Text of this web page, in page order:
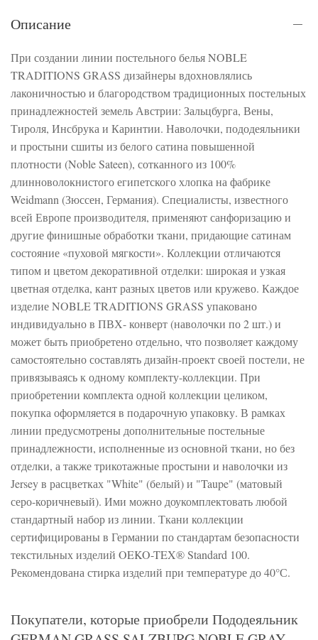
Описание
При создании линии постельного белья NOBLE
TRADITIONS GRASS дизайнеры вдохновлялись
лаконичностью и благородством традиционных постельных
принадлежностей земель Австрии: Зальцбурга, Вены,
Тироля, Инсбрука и Каринтии. Наволочки, пододеяльники
и простыни сшиты из белого сатина повышенной
плотности (Noble Sateen), сотканного из 100%
длинноволокнистого египетского хлопка на фабрике
Weidmann (Зюссен, Германия). Специалисты, известного
всей Европе производителя, применяют санфоризацию и
другие финишные обработки ткани, придающие сатинам
состояние «пуховой мягкости». Коллекции отличаются
типом и цветом декоративной отделки: широкая и узкая
цветная отделка, кант разных цветов или кружево. Каждое
изделие NOBLE TRADITIONS GRASS упаковано
индивидуально в ПВХ- конверт (наволочки по 2 шт.) и
может быть приобретено отдельно, что позволяет каждому
самостоятельно составлять дизайн-проект своей постели, не
привязываясь к одному комплекту-коллекции. При
приобретении комплекта одной коллекции целиком,
покупка оформляется в подарочную упаковку. В рамках
линии предусмотрены дополнительные постельные
принадлежности, исполненные из основной ткани, но без
отделки, а также трикотажные простыни и наволочки из
Jersey в расцветках "White" (белый) и "Taupe" (матовый
серо-коричневый). Ими можно доукомплектовать любой
стандартный набор из линии. Ткани коллекции
сертифицированы в Германии по стандартам безопасности
текстильных изделий OEKO-TEX® Standard 100.
Рекомендована стирка изделий при температуре до 40°С.
Покупатели, которые приобрели Пододеяльник